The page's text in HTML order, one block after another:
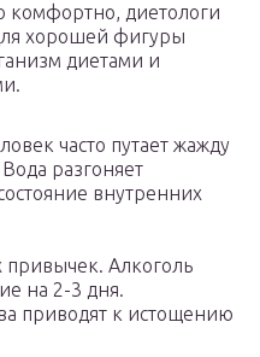
комфортно, диетологи
хорошей фигуры
диетами и
часто путает жажду
разгоняет
внутренних
привычек. Алкоголь
на 2-3 дня.
приводят к истощению